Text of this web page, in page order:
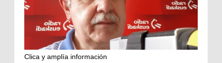
Clica y amplía información